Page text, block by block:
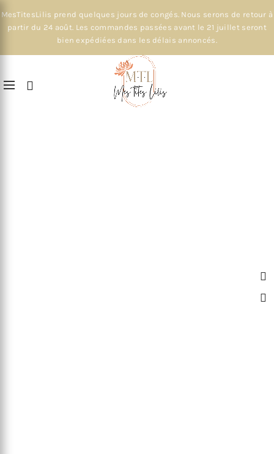
MesTitesLilis prend quelques jours de congés. Nous serons de retour à
partir du 24 août. Les commandes passées avant le 21 juillet seront
bien expédiées dans les délais annoncés.